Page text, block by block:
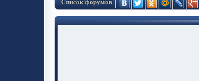
Список форумов